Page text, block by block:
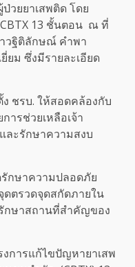
วยยาเสพติด โดย
13 ชั้นตอน ณ ที่
วฐิติลักษณ์ คำพา
ยม ซึ่งมีรายละเอียด
ง ชรบ. ให้สอดคล้องกับ
ารช่วยเหลือเจ้า
ละรักษาความสงบ
กษาความปลอดภัย
ดตรวดจุดสกัดภายใน
กษาสถานที่สำคัญของ
งการแก้ไขปัญหายาเสพ